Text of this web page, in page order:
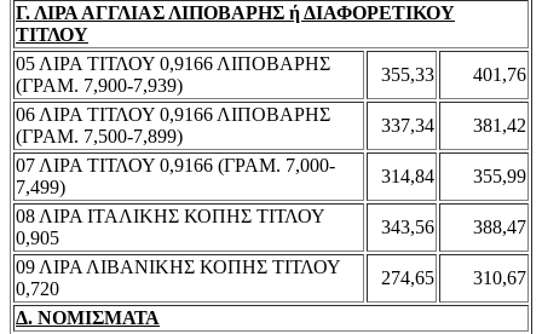
Γ. ΛΙΡΑ ΑΓΓΛΙΑΣ ΛΙΠΟΒΑΡΗΣ ή ΔΙΑΦΟΡΕΤΙΚΟΥ
ΤΙΤΛΟΥ
05 ΛΙΡΑ ΤΙΤΛΟΥ 0,9166 ΛΙΠΟΒΑΡΗΣ
(ΓΡΑΜ. 7,900-7,939)
355,33
401,76
06 ΛΙΡΑ ΤΙΤΛΟΥ 0,9166 ΛΙΠΟΒΑΡΗΣ
(ΓΡΑΜ. 7,500-7,899)
337,34
381,42
07 ΛΙΡΑ ΤΙΤΛΟΥ 0,9166 (ΓΡΑΜ. 7,000-
7,499)
314,84
355,99
08 ΛΙΡΑ ΙΤΑΛΙΚΗΣ ΚΟΠΗΣ ΤΙΤΛΟΥ
0,905
343,56
388,47
09 ΛΙΡΑ ΛΙΒΑΝΙΚΗΣ ΚΟΠΗΣ ΤΙΤΛΟΥ
0,720
274,65
310,67
Δ. ΝΟΜΙΣΜΑΤΑ